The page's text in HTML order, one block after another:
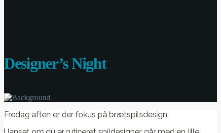
Designer’s Night
Fredag aften er der fokus på brætspilsdesign.